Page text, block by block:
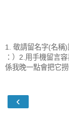
1. 敬請留名字(名稱
：）2.用手機留言
係我晚一點會把它撈
‹